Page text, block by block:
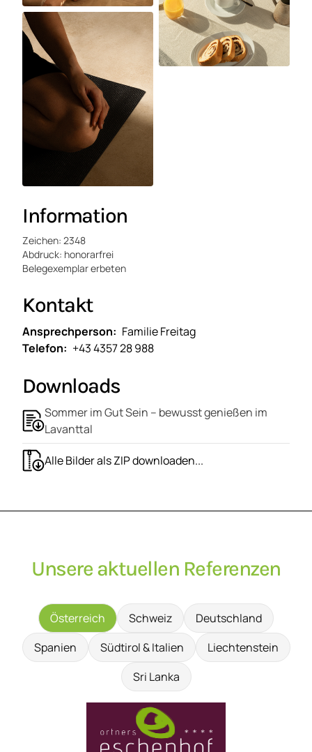
Information
Zeichen: 2348
Abdruck: honorarfrei
Belegexemplar erbeten
Kontakt
Ansprechperson
Familie Freitag
Telefon
+43 4357 28 988
Downloads
Sommer im Gut Sein – bewusst genießen im
Lavanttal
Alle Bilder als ZIP downloaden...
Unsere aktuellen Referenzen
Österreich Schweiz
Deutschland
Spanien
Südtirol & Italien
Liechtenstein
Sri Lanka